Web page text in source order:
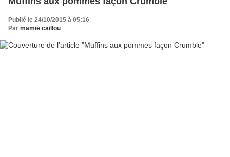
Publié le 24/10/2015 à 05:16
Par mamie caillou